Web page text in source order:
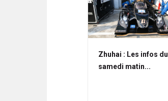
Zhuhai : Les infos du
samedi matin...